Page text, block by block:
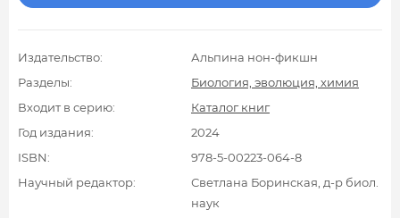
Издательство:
Альпина нон-фикшн
Разделы:
Биология, эволюция, химия
Входит в серию:
Каталог книг
Год издания:
2024
ISBN:
978-5-00223-064-8
Научный редактор:
Светлана Боринская, д-р биол.
наук